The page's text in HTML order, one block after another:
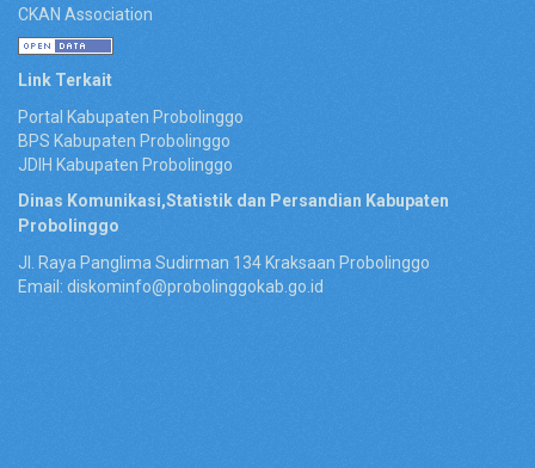
CKAN Association
Link Terkait
Portal Kabupaten Probolinggo
BPS Kabupaten Probolinggo
JDIH Kabupaten Probolinggo
Dinas Komunikasi,Statistik dan Persandian Kabupaten
Probolinggo
Jl. Raya Panglima Sudirman 134 Kraksaan Probolinggo
Email: diskominfo@probolinggokab.go.id